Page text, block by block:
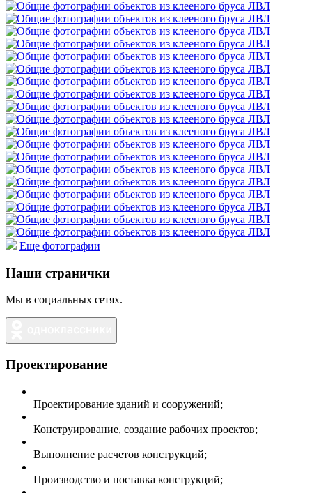
Еще фотографии
Наши странички
Мы в социальных сетях.
Проектирование
Проектирование зданий и сооружений;
Конструирование, создание рабочих проектов;
Выполнение расчетов конструкций;
Производство и поставка конструкций;